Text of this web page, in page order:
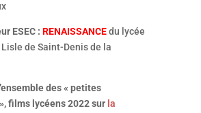
ESEC : RENAISSANCEdu lycée
de Saint-Denis de la
des « petites
films lycéens 2022 sur la